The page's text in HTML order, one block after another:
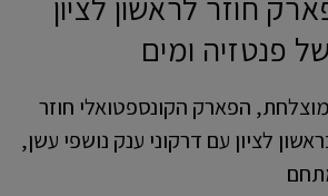
פנטזיה ומים
הפארק הקונספטואלי חוזר
לציון עם דרקוני ענק נושפי עשן,